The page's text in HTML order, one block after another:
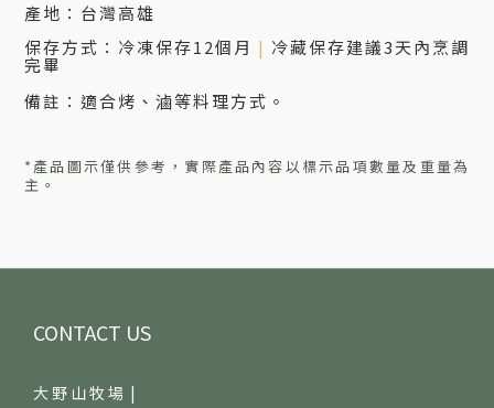
產地：台灣高雄
保存方式：冷凍保存12個月 | 冷藏保存建議3天內烹調
完畢
備註：適合烤、滷等料理方式 。
*產品圖示僅供參考，實際產品內容以標示品項數量及重量為
主。
CONTACT US
大 野 山 牧 場 |